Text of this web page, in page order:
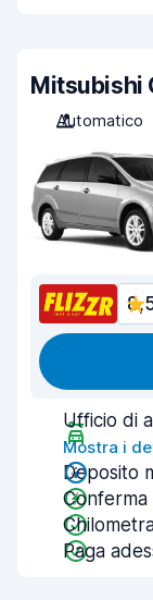
Mitsubishi
Automatico
Ufficio di
Mostra i
Deposito
Conferma
Paga